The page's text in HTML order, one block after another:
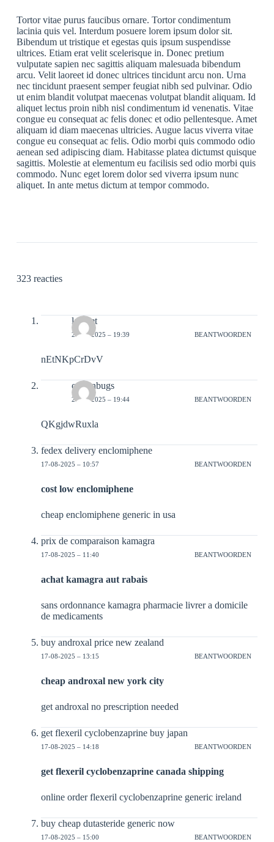
Tortor vitae purus faucibus ornare. Tortor condimentum
lacinia quis vel. Interdum posuere lorem ipsum dolor sit.
Bibendum ut tristique et egestas quis ipsum suspendisse
ultrices. Etiam erat velit scelerisque in. Donec pretium
vulputate sapien nec sagittis aliquam malesuada bibendum
arcu. Velit laoreet id donec ultrices tincidunt arcu non. Urna
nec tincidunt praesent semper feugiat nibh sed pulvinar. Odio
ut enim blandit volutpat maecenas volutpat blandit aliquam. Id
aliquet lectus proin nibh nisl condimentum id venenatis. Vitae
congue eu consequat ac felis donec et odio pellentesque. Amet
aliquam id diam maecenas ultricies. Augue lacus viverra vitae
congue eu consequat ac felis. Odio morbi quis commodo odio
aenean sed adipiscing diam. Habitasse platea dictumst quisque
sagittis. Molestie at elementum eu facilisis sed odio morbi quis
commodo. Nunc eget lorem dolor sed viverra ipsum nunc
aliquet. In ante metus dictum at tempor commodo.
323 reacties
laoreet
20-02-2025 – 19:39 BEANTWOORDEN
nEtNKpCrDvV
crotonbugs
20-02-2025 – 19:44 BEANTWOORDEN
QKgjdwRuxla
fedex delivery enclomiphene
17-08-2025 – 10:57 BEANTWOORDEN
cost low enclomiphene
cheap enclomiphene generic in usa
prix de comparaison kamagra
17-08-2025 – 11:40 BEANTWOORDEN
achat kamagra aut rabais
sans ordonnance kamagra pharmacie livrer a domicile
de medicaments
buy androxal price new zealand
17-08-2025 – 13:15 BEANTWOORDEN
cheap androxal new york city
get androxal no prescription needed
get flexeril cyclobenzaprine buy japan
17-08-2025 – 14:18 BEANTWOORDEN
get flexeril cyclobenzaprine canada shipping
online order flexeril cyclobenzaprine generic ireland
buy cheap dutasteride generic now
17-08-2025 – 15:00 BEANTWOORDEN